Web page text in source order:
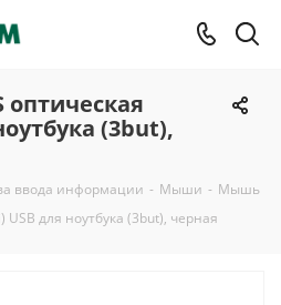
(3but),
ввода информации - Мыши - Мышь
USB для ноутбука (3but), черная